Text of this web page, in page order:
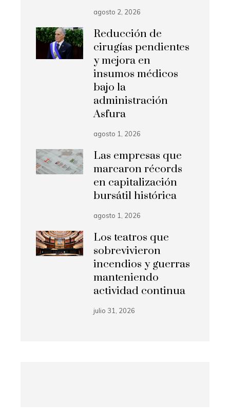
agosto 2, 2026
Reducción de
cirugías pendientes
y mejora en
insumos médicos
bajo la
administración
Asfura
agosto 1, 2026
Las empresas que
marcaron récords
en capitalización
bursátil histórica
agosto 1, 2026
Los teatros que
sobrevivieron
incendios y guerras
manteniendo
actividad continua
julio 31, 2026